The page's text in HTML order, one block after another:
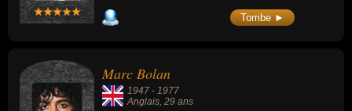
Tombe ►
Marc Bolan
1947 - 1977
Anglais , 29 ans